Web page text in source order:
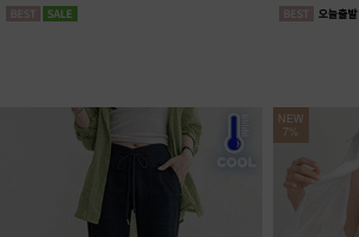
NEW
7%